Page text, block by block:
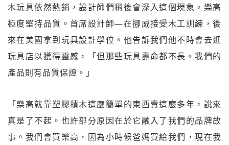
木玩具依然熱銷，設計師們稍後會深入這個現象。樂高
極度堅持品質。首席設計師—在挪威接受木工訓練，後
來在美國拿到玩具設計學位。他告訴我們他不時會去逛
玩具店以獲得靈感，「但那些玩具壽命都不長。我們的
產品則有品質保證。」
「樂高就靠塑膠積木這麼簡單的東西賣這麼多年，說來
真是了不起。也許部分原因在於它融入了我們的品牌故
事。我們會買樂高，因為小時候爸媽買給我們，現在我